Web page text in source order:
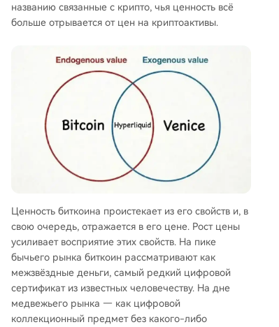
названию связанные с крипто, чья ценность всё
больше отрывается от цен на криптоактивы.
Ценность биткоина проистекает из его свойств и, в
свою очередь, отражается в его цене. Рост цены
усиливает восприятие этих свойств. На пике
бычьего рынка биткоин рассматривают как
межзвёздные деньги, самый редкий цифровой
сертификат из известных человечеству. На дне
медвежьего рынка — как цифровой
коллекционный предмет без какого-либо